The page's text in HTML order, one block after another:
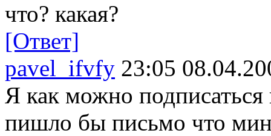
что? какая?
[Ответ]
pavel_ifvfy 23:05
Я как можно
пишло бы письмо что